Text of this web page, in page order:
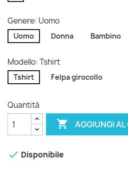
Genere: Uomo
Uomo Donna Bambino
Modello: Tshirt
Tshirt Felpa girocollo
Quantità
 AGGIUNGI
 Disponibile